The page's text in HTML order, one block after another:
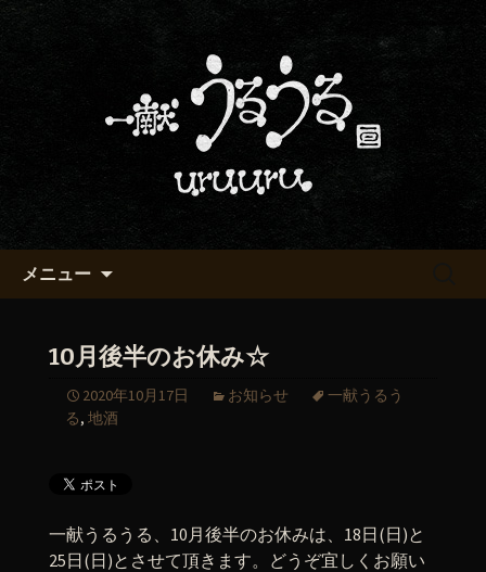
京都・五条でおいしい地酒が飲
める「一献うるうる」のブロ
京都・五条烏丸の町屋居酒屋「一献う
るうる」からのお知らせ
メニュー
10月後半のお休み☆
2020年10月17日 お知らせ
一献うるう
る, 地酒
一献うるうる、10月後半のお休みは、18日(日)と
25日(日)とさせて頂きます。どうぞ宜しくお願い